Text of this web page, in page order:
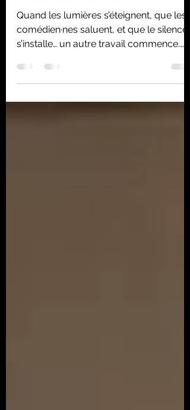
d’intervention.
Quand les lumières s’éteignent, que les
comédien·nes saluent, et que le silence